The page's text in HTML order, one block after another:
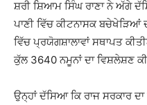
ਸ਼ਰੀ ਸ਼ਿਆਮ ਸਿੰਘ ਰਾਣਾ ਨੇ ਅੱਗੇ
ਪਾਣੀ ਵਿੱਚ ਕੀਟਨਾਸਕ ਬਚੇਖੇੜਿਆਂ
ਵਿੱਚ ਪ੍ਰਯੋਗਸ਼ਾਲਾਵਾਂ ਸਥਾਪਤ
ਕੁੱਲ 3640 ਨਮੂਨਾਂ ਦਾ ਵਿਸ਼ਲੇਸ਼ਣ
ਉਨ੍ਹਾਂ ਦੱਸਿਆ ਕਿ ਰਾਜ ਸਰਕਾਰ ਦਾ